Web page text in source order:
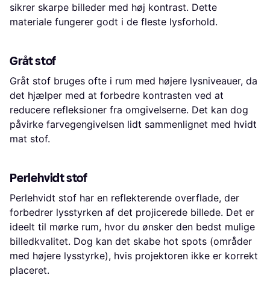
sikrer skarpe billeder med høj kontrast. Dette
materiale fungerer godt i de fleste lysforhold.
Gråt stof
Gråt stof bruges ofte i rum med højere lysniveauer, da
det hjælper med at forbedre kontrasten ved at
reducere refleksioner fra omgivelserne. Det kan dog
påvirke farvegengivelsen lidt sammenlignet med hvidt
mat stof.
Perlehvidt stof
Perlehvidt stof har en reflekterende overflade, der
forbedrer lysstyrken af det projicerede billede. Det er
ideelt til mørke rum, hvor du ønsker den bedst mulige
billedkvalitet. Dog kan det skabe hot spots (områder
med højere lysstyrke), hvis projektoren ikke er korrekt
placeret.